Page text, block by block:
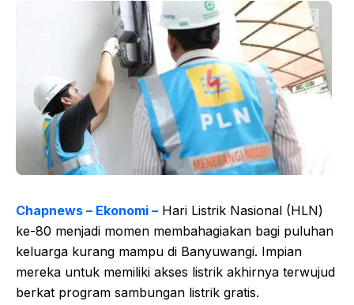
Chapnews – Ekonomi – Hari Listrik Nasional (HLN)
ke-80 menjadi momen membahagiakan bagi puluhan
keluarga kurang mampu di Banyuwangi. Impian
mereka untuk memiliki akses listrik akhirnya terwujud
berkat program sambungan listrik gratis.